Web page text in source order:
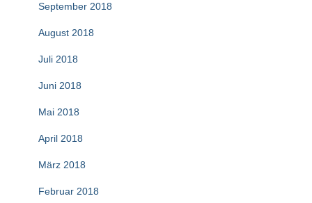
September 2018
August 2018
Juli 2018
Juni 2018
Mai 2018
April 2018
März 2018
Februar 2018